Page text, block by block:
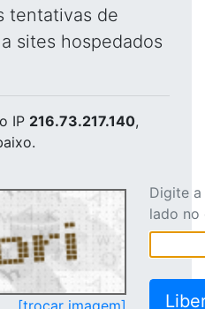
tentativas de
sites hospedados
IP 216.73.217.140,
[trocar imagem]
Digite
lado no